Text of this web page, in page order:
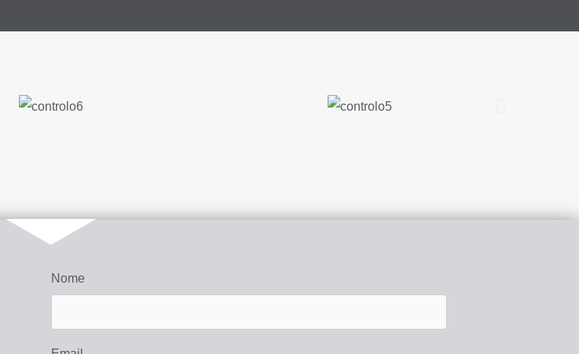
Nome